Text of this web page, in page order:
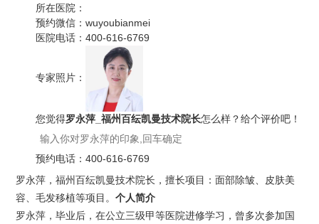
所在医院：
预约微信：wuyoubianmei
医院电话：400-616-6769
专家照片：
您觉得罗永萍_福州百纭凯曼技术院长怎么样？给个评价吧！
预约电话：400-616-6769
罗永萍，福州百纭凯曼技术院长，擅长项目：面部除皱、皮肤美
容、毛发移植等项目。个人简介
罗永萍，毕业后，在公立三级甲等医院进修学习，曾多次参加国